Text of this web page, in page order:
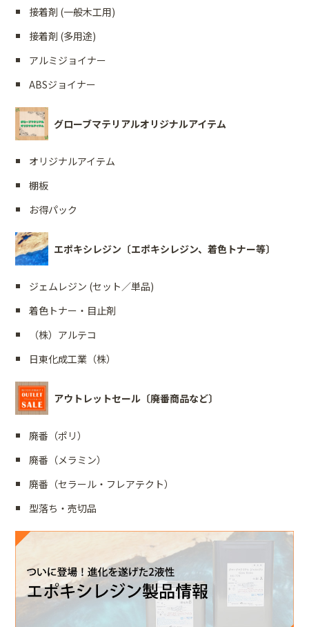
接着剤 (一般木工用)
接着剤 (多用途)
アルミジョイナー
ABSジョイナー
グローブマテリアルオリジナルアイテム
オリジナルアイテム
棚板
お得パック
エポキシレジン〔エポキシレジン、着色トナー等〕
ジェムレジン (セット／単品)
着色トナー・目止剤
（株）アルテコ
日東化成工業（株）
アウトレットセール〔廃番商品など〕
廃番（ポリ）
廃番（メラミン）
廃番（セラール・フレアテクト）
型落ち・売切品